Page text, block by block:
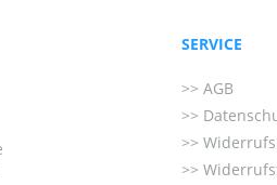
SERVICE
AGB